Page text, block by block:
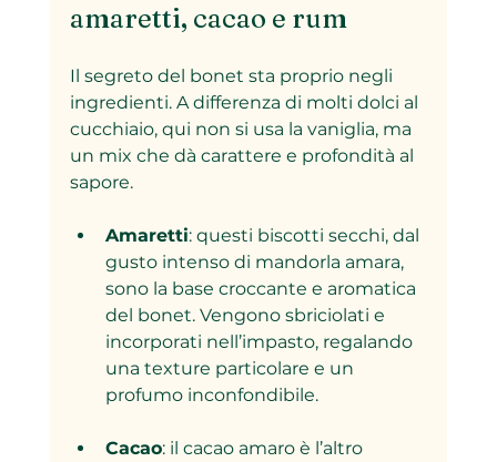
amaretti, cacao e rum
Il segreto del bonet sta proprio negli
ingredienti. A differenza di molti dolci al
cucchiaio, qui non si usa la vaniglia, ma
un mix che dà carattere e profondità al
sapore.
Amaretti: questi biscotti secchi, dal
gusto intenso di mandorla amara,
sono la base croccante e aromatica
del bonet. Vengono sbriciolati e
incorporati nell’impasto, regalando
una texture particolare e un
profumo inconfondibile.
Cacao: il cacao amaro è l’altro